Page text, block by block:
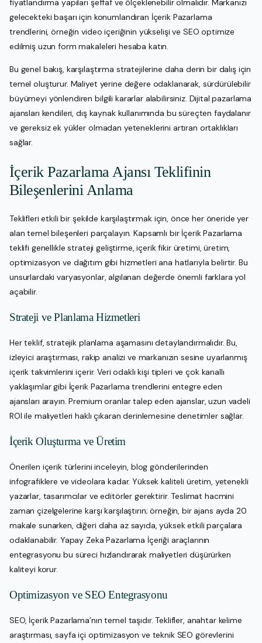
fiyatlandırma yapıları şeffaf ve ölçeklenebilir olmalıdır. Markanızı
gelecekteki başarı için konumlandıran İçerik Pazarlama
trendlerini, örneğin video içeriğinin yükselişi ve SEO optimize
edilmiş uzun form makaleleri hesaba katın.
Bu genel bakış, karşılaştırma stratejilerine daha derin bir dalış için
temel oluşturur. Maliyet yerine değere odaklanarak, sürdürülebilir
büyümeyi yönlendiren bilgili kararlar alabilirsiniz. Dijital pazarlama
ajansları kendileri, dış kaynak kullanımında bu süreçten faydalanır
ve gereksiz ek yükler olmadan yeteneklerini artıran ortaklıkları
sağlar.
İçerik Pazarlama Ajansı Teklifinin
Bileşenlerini Anlama
Teklifleri etkili bir şekilde karşılaştırmak için, önce her öneride yer
alan temel bileşenleri parçalayın. Kapsamlı bir İçerik Pazarlama
teklifi genellikle strateji geliştirme, içerik fikir üretimi, üretim,
optimizasyon ve dağıtım gibi hizmetleri ana hatlarıyla belirtir. Bu
unsurlardaki varyasyonlar, algılanan değerde önemli farklara yol
açabilir.
Strateji ve Planlama Hizmetleri
Her teklif, stratejik planlama aşamasını detaylandırmalıdır. Bu,
izleyici araştırması, rakip analizi ve markanızın sesine uyarlanmış
içerik takvimlerini içerir. Veri odaklı kişi tipleri ve çok kanallı
yaklaşımlar gibi İçerik Pazarlama trendlerini entegre eden
ajansları arayın. Premium oranlar talep eden ajanslar, uzun vadeli
ROI ile maliyetleri haklı çıkaran derinlemesine denetimler sağlar.
İçerik Oluşturma ve Üretim
Önerilen içerik türlerini inceleyin, blog gönderilerinden
infografiklere ve videolara kadar. Yüksek kaliteli üretim, yetenekli
yazarlar, tasarımcılar ve editörler gerektirir. Teslimat hacmini
zaman çizelgelerine karşı karşılaştırın; örneğin, bir ajans ayda 20
makale sunarken, diğeri daha az sayıda, yüksek etkili parçalara
odaklanabilir. Yapay Zeka Pazarlama İçeriği araçlarının
entegrasyonu bu süreci hızlandırarak maliyetleri düşürürken
kaliteyi korur.
Optimizasyon ve SEO Entegrasyonu
SEO, İçerik Pazarlama’nın temel taşıdır. Teklifler, anahtar kelime
araştırması, sayfa içi optimizasyon ve teknik SEO görevlerini